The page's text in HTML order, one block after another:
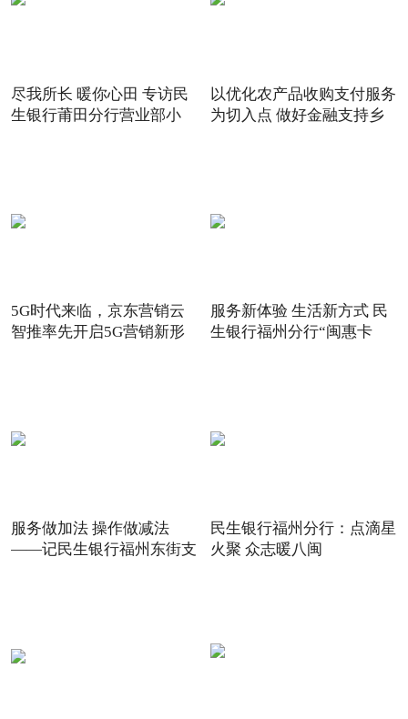
尽我所长 暖你心田 专访民
生银行莆田分行营业部小
以优化农产品收购支付服务
为切入点 做好金融支持乡
5G时代来临，京东营销云
智推率先开启5G营销新形
服务新体验 生活新方式 民
生银行福州分行“闽惠卡
服务做加法 操作做减法
——记民生银行福州东街支
民生银行福州分行：点滴星
火聚 众志暖八闽